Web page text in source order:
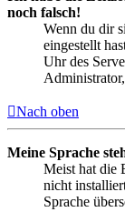
noch falsch!
Wenn du dir
eingestellt
Uhr des
Nach oben
Meine Sprache
Meist hat die
nicht
Sprache